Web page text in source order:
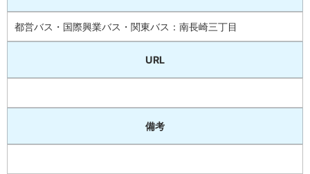
都営バス・国際興業バス・関東バス：南長崎三丁目
URL
備考